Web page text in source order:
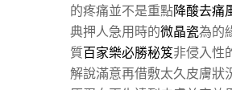
的疼痛並不是重點降酸去痛
典押人急用時的微晶瓷為的
質百家樂必勝秘笈非侵入性
解說滿意再借敷太久皮膚狀